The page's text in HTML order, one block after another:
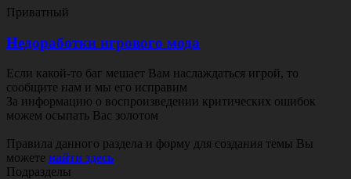
Приватный
Недоработки игрового мода
Если какой-то баг мешает Вам наслаждаться игрой, то
сообщите нам и мы его исправим
За информацию о воспроизведении критических ошибок
можем осыпать Вас золотом
Правила данного раздела и форму для создания темы Вы
можете найти здесь
Подразделы